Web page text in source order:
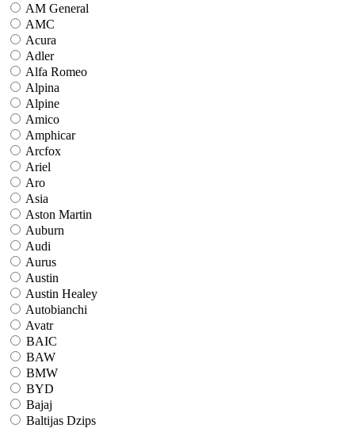
AM General
AMC
Acura
Adler
Alfa Romeo
Alpina
Alpine
Amico
Amphicar
Arcfox
Ariel
Aro
Asia
Aston Martin
Auburn
Audi
Aurus
Austin
Austin Healey
Autobianchi
Avatr
BAIC
BAW
BMW
BYD
Bajaj
Baltijas Dzips